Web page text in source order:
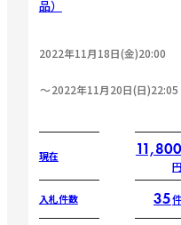
品）
2022年11月18日(金)20:00
2022年11月20日(日)22:05
現在 11,800
円
入札件数 35